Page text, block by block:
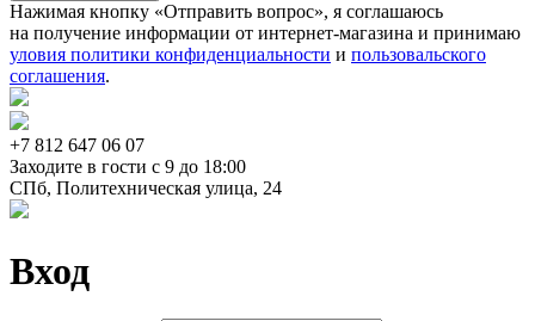
Нажимая кнопку «Отправить вопрос», я соглашаюсь
на получение информации от интернет-магазина и принимаю
уловия политики конфиденциальности и пользовальского
соглашения.
+7 812 647 06 07
Заходите в гости c 9 до 18:00
СПб, Политехническая улица, 24
Вход